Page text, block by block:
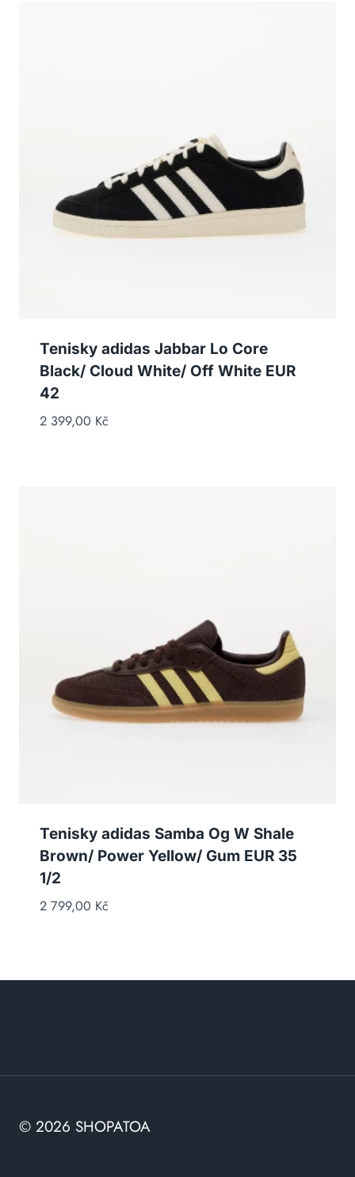
Tenisky adidas Jabbar Lo Core
Black/ Cloud White/ Off White EUR
42
2 399,00 Kč
Tenisky adidas Samba Og W Shale
Brown/ Power Yellow/ Gum EUR 35
1/2
2 799,00 Kč
© 2026 SHOPATOA